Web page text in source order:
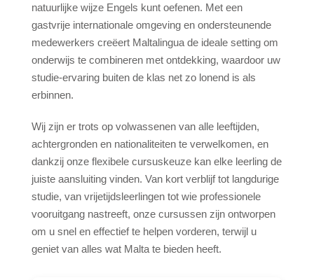
Prijzen & Data
Pakketten 2026
Malta
Reizen naar Malta
Geschiedenis
Weer
Activiteiten
Strand Lido
natuurlijke wijze Engels kunt oefenen. Met een
gastvrije internationale omgeving en ondersteunende
medewerkers creëert Maltalingua de ideale setting om
onderwijs te combineren met ontdekking, waardoor uw
studie-ervaring buiten de klas net zo lonend is als
erbinnen.
Wij zijn er trots op volwassenen van alle leeftijden,
achtergronden en nationaliteiten te verwelkomen, en
dankzij onze flexibele cursuskeuze kan elke leerling de
juiste aansluiting vinden. Van kort verblijf tot langdurige
studie, van vrijetijdsleerlingen tot wie professionele
vooruitgang nastreeft, onze cursussen zijn ontworpen
om u snel en effectief te helpen vorderen, terwijl u
geniet van alles wat Malta te bieden heeft.